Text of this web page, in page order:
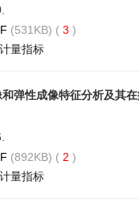
(531KB) ( 3 )
计量指标
弹性成像特征分析及其
(892KB) ( 2 )
计量指标